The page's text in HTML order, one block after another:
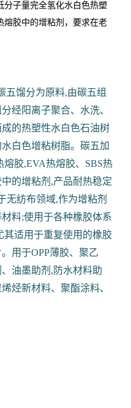
分子量完全氢化水白色热塑
熔胶中的增粘剂，要求在老
五馏分为原料,由碳五组
经阳离子聚合、水洗、
的热塑性水白色石油树
白色增粘树脂。碳五加
胶,EVA热熔胶、SBS热
的增粘剂,产品耐热稳定
无纺布领域,作为增粘剂
料;使用于各种橡胶体系
其适用于重复使用的橡胶
用于OPP薄胶、聚乙
油墨助剂,防水材料助
烃新材料、聚酯涂料、